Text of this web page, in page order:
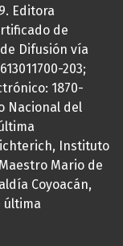
Editora
de
Difusión vía
203;
1870-
Nacional del
Instituto
Mario de
Coyoacán,
última